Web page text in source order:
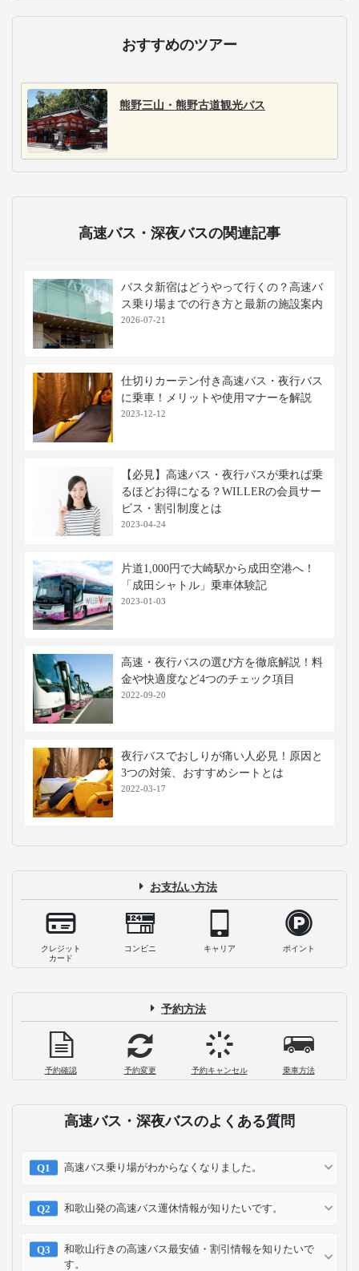
おすすめのツアー
熊野三山・熊野古道観光バス
高速バス・深夜バスの関連記事
バスタ新宿はどうやって行くの？高速バ
ス乗り場までの行き方と最新の施設案内
2026-07-21
仕切りカーテン付き高速バス・夜行バス
に乗車！メリットや使用マナーを解説
2023-12-12
【必見】高速バス・夜行バスが乗れば乗
るほどお得になる？WILLERの会員サー
ビス・割引制度とは
2023-04-24
片道1,000円で大崎駅から成田空港へ！
「成田シャトル」乗車体験記
2023-01-03
高速・夜行バスの選び方を徹底解説！料
金や快適度など4つのチェック項目
2022-09-20
夜行バスでおしりが痛い人必見！原因と
3つの対策、おすすめシートとは
2022-03-17
お支払い方法
クレジット
カード
コンビニ キャリア ポイント
予約方法
予約確認 予約変更 予約キャンセル 乗車方法
高速バス・深夜バスのよくある質問
高速バス乗り場がわからなくなりました。
和歌山発の高速バス運休情報が知りたいです。
和歌山行きの高速バス最安値・割引情報を知りたいで
す。